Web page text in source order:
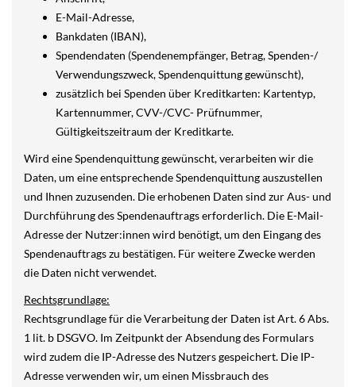
E-Mail-Adresse,
Bankdaten (IBAN),
Spendendaten (Spendenempfänger, Betrag, Spenden-/
Verwendungszweck, Spendenquittung gewünscht),
zusätzlich bei Spenden über Kreditkarten: Kartentyp,
Kartennummer, CVV-/CVC- Prüfnummer,
Gültigkeitszeitraum der Kreditkarte.
Wird eine Spendenquittung gewünscht, verarbeiten wir die
Daten, um eine entsprechende Spendenquittung auszustellen
und Ihnen zuzusenden. Die erhobenen Daten sind zur Aus- und
Durchführung des Spendenauftrags erforderlich. Die E-Mail-
Adresse der Nutzer:innen wird benötigt, um den Eingang des
Spendenauftrags zu bestätigen. Für weitere Zwecke werden
die Daten nicht verwendet.
Rechtsgrundlage:
Rechtsgrundlage für die Verarbeitung der Daten ist Art. 6 Abs.
1 lit. b DSGVO. Im Zeitpunkt der Absendung des Formulars
wird zudem die IP-Adresse des Nutzers gespeichert. Die IP-
Adresse verwenden wir, um einen Missbrauch des